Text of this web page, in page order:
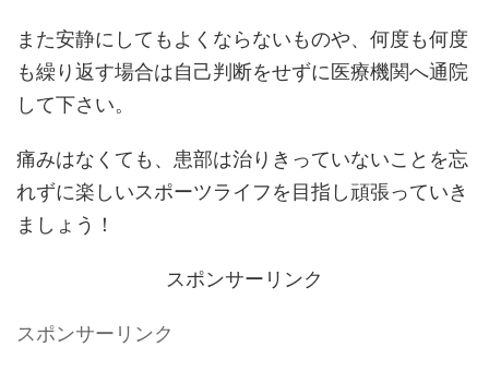
また安静にしてもよくならないものや、何度も何度
も繰り返す場合は自己判断をせずに医療機関へ通院
して下さい。
痛みはなくても、患部は治りきっていないことを忘
れずに楽しいスポーツライフを目指し頑張っていき
ましょう！
スポンサーリンク
スポンサーリンク